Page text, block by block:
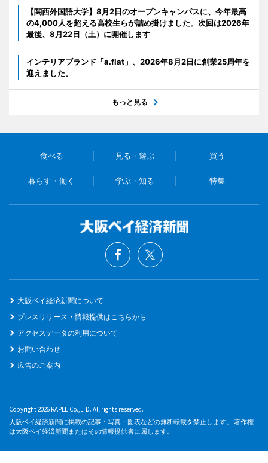
【関西外国語大学】8月2日のオープンキャンパスに、今年最高
の4,000人を超える高校生らが詰め掛けました。次回は2026年
最後、8月22日（土）に開催します
インテリアブランド「a.flat」、2026年8月2日に創業25周年を
迎えました。
もっと見る
食べる 見る・遊ぶ 買う
暮らす・働く 学ぶ・知る 特集
大阪ベイ経済新聞について
プレスリリース・情報提供はこちらから
アクセスデータの利用について
お問い合わせ
広告のご案内
Copyright 2026 RAPLE Co.,LTD. All rights reserved.
大阪ベイ経済新聞に掲載の記事・写真・図表などの無断転載を禁止します。 著作権
は大阪ベイ経済新聞またはその情報提供者に属します。